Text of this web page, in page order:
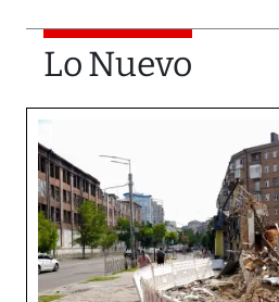
Lo Nuevo